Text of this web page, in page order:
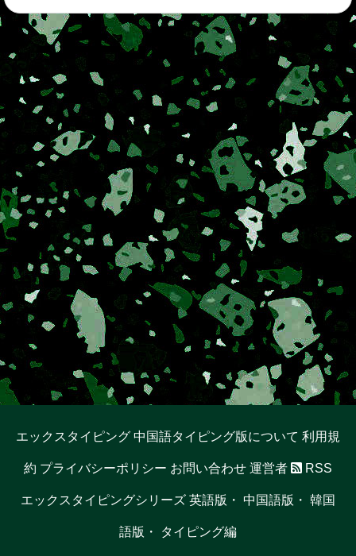
エックスタイピング 中国語タイピング版について 利用規
約 プライバシーポリシー お問い合わせ 運営者 RSS
エックスタイピングシリーズ 英語版 ・ 中国語版 ・ 韓国
語版 ・ タイピング編